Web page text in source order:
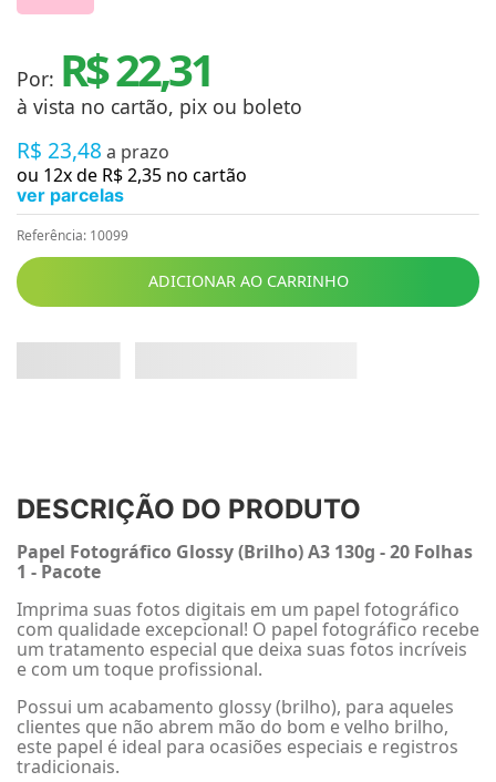
Por: R$ 22,31
à vista no cartão, pix ou boleto
R$ 23,48 a prazo
ou 12x de R$2,35 no cartão
ver parcelas
Referência: 10099
ADICIONAR AO CARRINHO
DESCRIÇÃO DO PRODUTO
Papel Fotográfico Glossy (Brilho) A3 130g - 20 Folhas
1 - Pacote
Imprima suas fotos digitais em um papel fotográfico
com qualidade excepcional! O papel fotográfico recebe
um tratamento especial que deixa suas fotos incríveis
e com um toque profissional.
Possui um acabamento glossy (brilho), para aqueles
clientes que não abrem mão do bom e velho brilho,
este papel é ideal para ocasiões especiais e registros
tradicionais.